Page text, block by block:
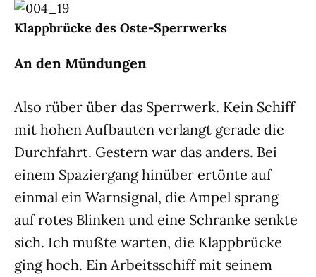
Klappbrücke des Oste-Sperrwerks
An den Mündungen
Also rüber über das Sperrwerk. Kein Schiff
mit hohen Aufbauten verlangt gerade die
Durchfahrt. Gestern war das anders. Bei
einem Spaziergang hinüber ertönte auf
einmal ein Warnsignal, die Ampel sprang
auf rotes Blinken und eine Schranke senkte
sich. Ich mußte warten, die Klappbrücke
ging hoch. Ein Arbeitsschiff mit seinem